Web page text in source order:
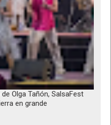
Olga Tañón, SalsaFest
en grande